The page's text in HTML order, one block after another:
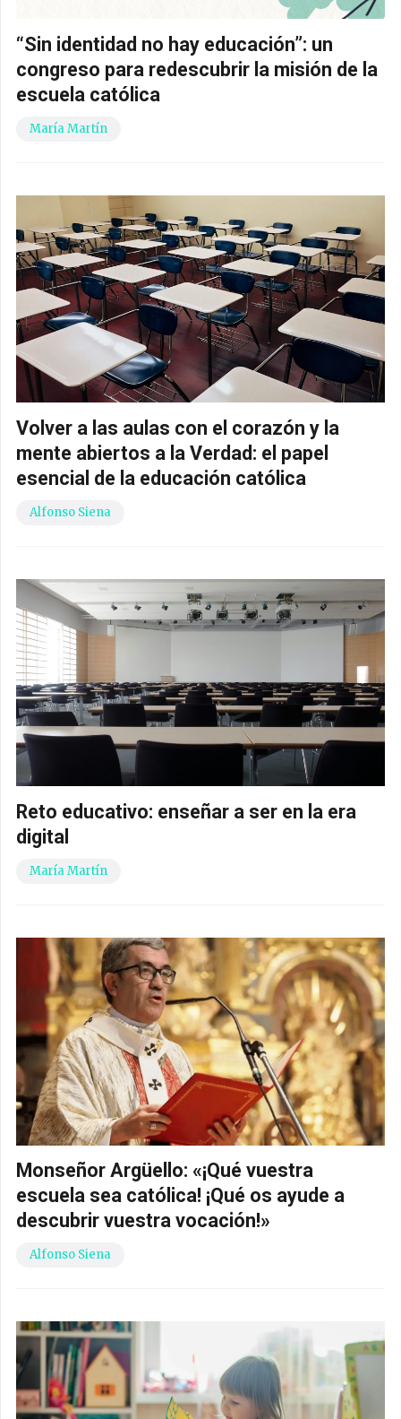
“Sin identidad no hay educación”: un
congreso para redescubrir la misión de la
escuela católica
María Martín
Volver a las aulas con el corazón y la
mente abiertos a la Verdad: el papel
esencial de la educación católica
Alfonso Siena
Reto educativo: enseñar a ser en la era
digital
María Martín
Monseñor Argüello: «¡Qué vuestra
escuela sea católica! ¡Qué os ayude a
descubrir vuestra vocación!»
Alfonso Siena